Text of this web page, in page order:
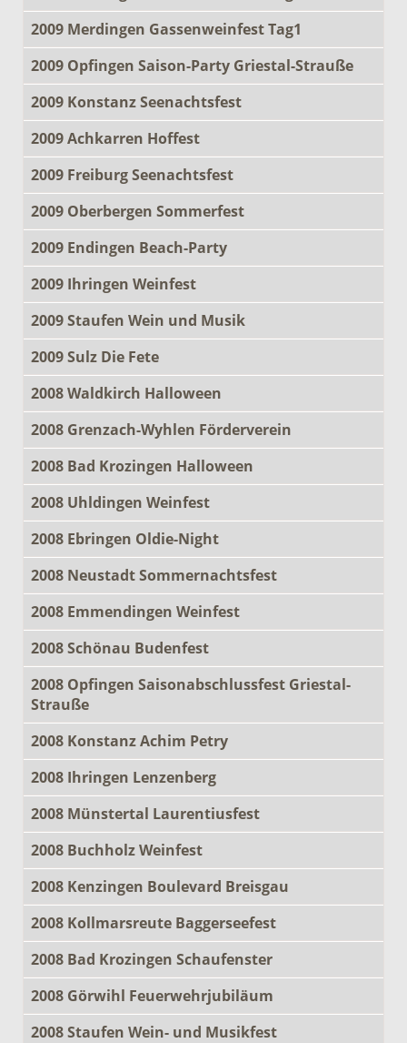
2009 Merdingen Gassenweinfest Tag1
2009 Opfingen Saison-Party Griestal-Strauße
2009 Konstanz Seenachtsfest
2009 Achkarren Hoffest
2009 Freiburg Seenachtsfest
2009 Oberbergen Sommerfest
2009 Endingen Beach-Party
2009 Ihringen Weinfest
2009 Staufen Wein und Musik
2009 Sulz Die Fete
2008 Waldkirch Halloween
2008 Grenzach-Wyhlen Förderverein
2008 Bad Krozingen Halloween
2008 Uhldingen Weinfest
2008 Ebringen Oldie-Night
2008 Neustadt Sommernachtsfest
2008 Emmendingen Weinfest
2008 Schönau Budenfest
2008 Opfingen Saisonabschlussfest Griestal-
Strauße
2008 Konstanz Achim Petry
2008 Ihringen Lenzenberg
2008 Münstertal Laurentiusfest
2008 Buchholz Weinfest
2008 Kenzingen Boulevard Breisgau
2008 Kollmarsreute Baggerseefest
2008 Bad Krozingen Schaufenster
2008 Görwihl Feuerwehrjubiläum
2008 Staufen Wein- und Musikfest